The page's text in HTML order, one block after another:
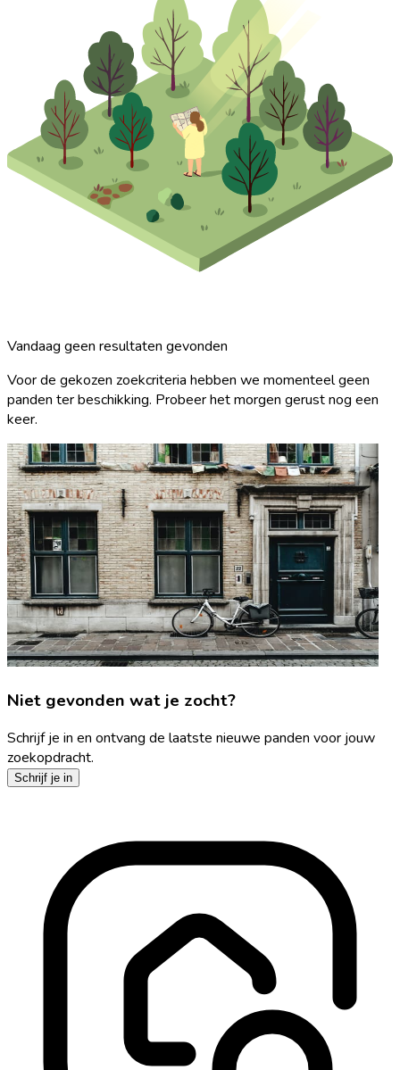
Vandaag geen resultaten gevonden
Voor de gekozen zoekcriteria hebben we momenteel geen
panden ter beschikking. Probeer het morgen gerust nog een
keer.
Niet gevonden wat je zocht?
Schrijf je in en ontvang de laatste nieuwe panden voor jouw
zoekopdracht.
Schrijf je in